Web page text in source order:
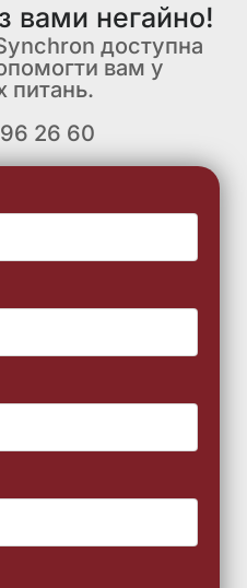
вами негайно!
доступна
вам у
питань.
26 60